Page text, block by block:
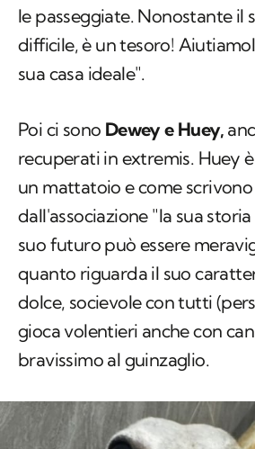
le passeggiate. Nonostante il
difficile, è un tesoro!
sua casa ideale".
Poi ci sono Dewey e Huey,
recuperati in extremis. Huey
un mattatoio e come scrivono
dall'associazione "la sua
suo futuro può essere
quanto riguarda il suo
dolce, socievole con tutti
gioca volentieri anche con
bravissimo al guinzaglio.